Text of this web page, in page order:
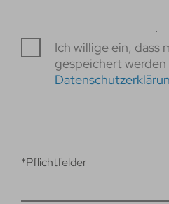
Ich willige ein, dass
gespeichert
*Pflichtfelder